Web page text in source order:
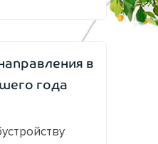
в
года